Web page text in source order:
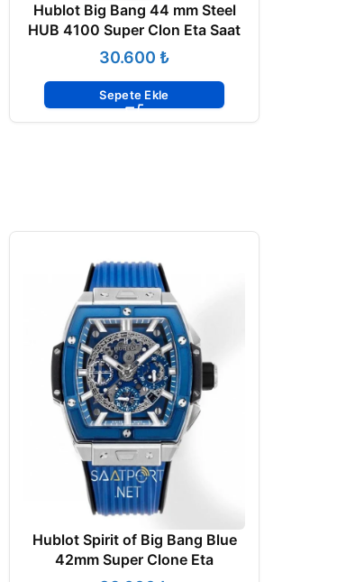
Hublot Big Bang 44 mm Steel
HUB 4100 Super Clon Eta Saat
₺
Sepete Ekle
Hublot Spirit of Big Bang Blue
42mm Super Clone Eta